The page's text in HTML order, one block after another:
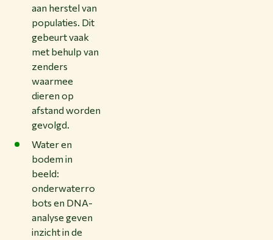
aan herstel van
populaties. Dit
gebeurt vaak
met behulp van
zenders
waarmee
dieren op
afstand worden
gevolgd.
Water en
bodem in
beeld:
onderwaterro
bots en DNA-
analyse geven
inzicht in de